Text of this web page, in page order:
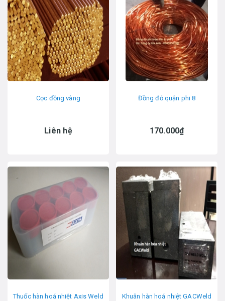
Cọc đồng vàng
Liên hệ
Đồng đỏ quận phi 8
170.000₫
Thuốc hàn hoá nhiệt Axis Weld
Khuân hàn hoá nhiệt GACWeld